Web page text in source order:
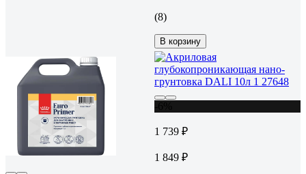
(8)
В корзину
1 739 ₽
1 849 ₽